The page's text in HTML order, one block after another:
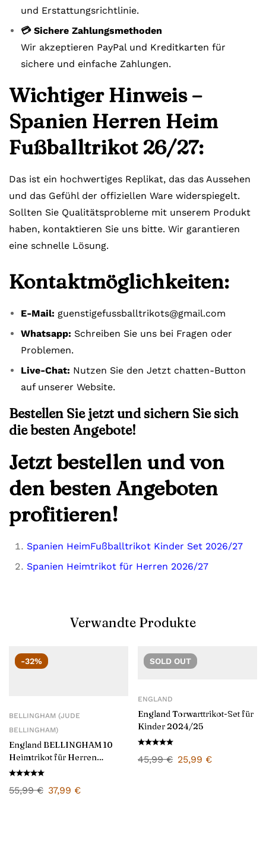
und Erstattungsrichtlinie.
💳 Sichere Zahlungsmethoden
Wir akzeptieren PayPal und Kreditkarten für
sichere und einfache Zahlungen.
Wichtiger Hinweis –
Spanien Herren Heim
Fußballtrikot 26/27:
Das ist ein hochwertiges Replikat, das das Aussehen
und das Gefühl der offiziellen Ware widerspiegelt.
Sollten Sie Qualitätsprobleme mit unserem Produkt
haben, kontaktieren Sie uns bitte. Wir garantieren
eine schnelle Lösung.
Kontaktmöglichkeiten:
E-Mail: guenstigefussballtrikots@gmail.com
Whatsapp: Schreiben Sie uns bei Fragen oder
Problemen.
Live-Chat: Nutzen Sie den Jetzt chatten-Button
auf unserer Website.
Bestellen Sie jetzt und sichern Sie sich
die besten Angebote!
Jetzt bestellen und von
den besten Angeboten
profitieren!
Spanien HeimFußballtrikot Kinder Set 2026/27
Spanien Heimtrikot für Herren 2026/27
Verwandte Produkte
-32%
BELLINGHAM (JUDE
BELLINGHAM)
England BELLINGHAM 10
Heimtrikot für Herren
2024/25
55,99€ 37,99 €
SOLD OUT
ENGLAND
England Torwarttrikot-Set für
Kinder 2024/25
45,99€ 25,99 €